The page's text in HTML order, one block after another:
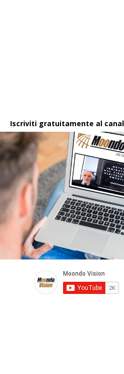
Iscriviti gratuitamente al